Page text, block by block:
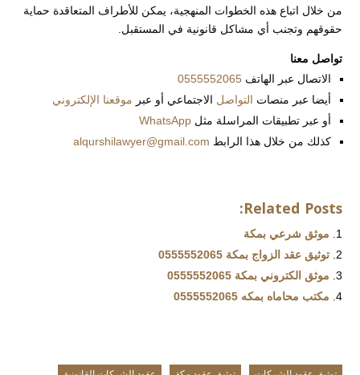
من خلال اتباع هذه الخطوات المنهجية، يمكن للأطراف المتعاقدة حماية
حقوقهم وتجنب أي مشاكل قانونية في المستقبل.
تواصل معنا
الاتصال عبر الهاتف 0555552065
أيضا عبر منصات التواصل الاجتماعي أو عبر موقعنا الإلكتروني
أو عبر تطبيقات المراسلة مثل WhatsApp
كذلك من خلال هذا الرابط alqurshilawyer@gmail.com
Related Posts:
موثق شرعي بمكة
توثيق عقد الزواج بمكة 0555552065
موثق الكتروني بمكة 0555552065
مكتب محاماه بمكه 0555552065